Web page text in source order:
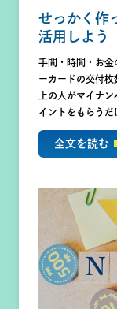
せっかく作
活用しよう
手間・時間・お金
ーカードの交付
上の人がマイナ
イントをもらう
全文を読む